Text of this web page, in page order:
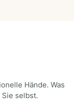
Hände. Was
selbst.